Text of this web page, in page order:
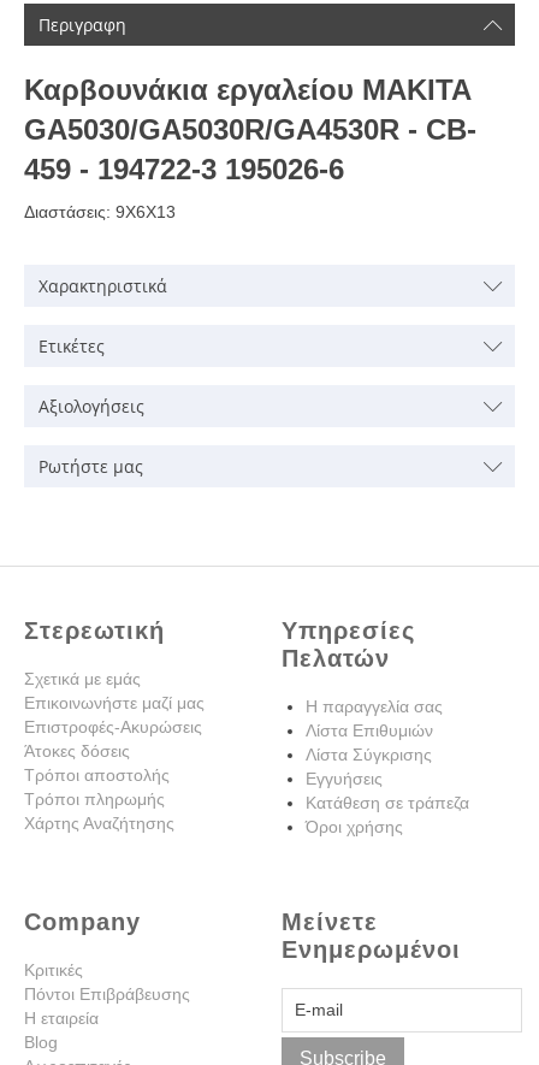
Περιγραφη
Καρβουνάκια εργαλείου MAKITA
GA5030/GA5030R/GA4530R - CB-
459 - 194722-3 195026-6
Διαστάσεις: 9Χ6Χ13
Χαρακτηριστικά
Ετικέτες
Αξιολογήσεις
Ρωτήστε μας
Στερεωτική
Σχετικά με εμάς
Επικοινωνήστε μαζί μας
Επιστροφές-Ακυρώσεις
Άτοκες δόσεις
Τρόποι αποστολής
Τρόποι πληρωμής
Χάρτης Αναζήτησης
Υπηρεσίες
Πελατών
Η παραγγελία σας
Λίστα Επιθυμιών
Λίστα Σύγκρισης
Εγγυήσεις
Κατάθεση σε τράπεζα
Όροι χρήσης
Company
Κριτικές
Πόντοι Επιβράβευσης
Η εταιρεία
Blog
Μείνετε
Ενημερωμένοι
Subscribe